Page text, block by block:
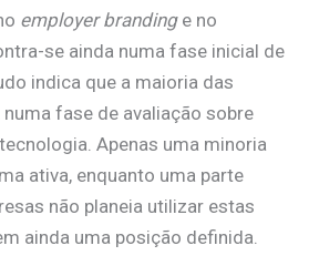
employer brandinge no
se ainda numa fase inicial de
indica que a maioria das
fase de avaliação sobre
Apenas uma minoria
ativa, enquanto uma parte
não planeia utilizar estas
ainda uma posição definida.